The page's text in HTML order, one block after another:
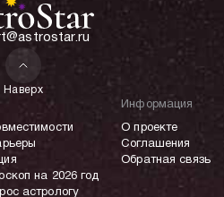
Наверх
на 2026 год
астрологу
Информация
О проекте
Соглашения
Обратная связь